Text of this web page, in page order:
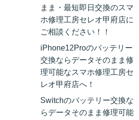
まま・最短即日交換のスマ
ホ修理工房セレオ甲府店に
ご相談ください！！
iPhone12Proのバッテリー
交換ならデータそのまま修
理可能なスマホ修理工房セ
レオ甲府店へ！
Switchのバッテリー交換な
らデータそのまま修理可能